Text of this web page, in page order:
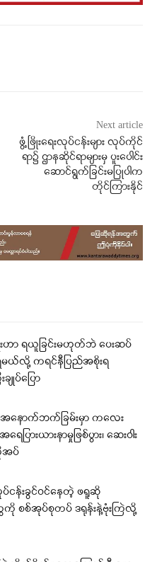
Next article
ဖွံ့ဖြိုးရေးလုပ်ငန်းများ လုပ်ကိုင်
ရာ၌ ဌာနဆိုင်ရာများမှ ပူးပေါင်း
ဆောင်ရွက်ခြင်းမပြုပါက
တိုင်ကြားနိုင်
ဟာ ရယူခြင်းမဟုတ်ဘဲ ပေးဆပ်
ရမယ်လို့ ကရင်နီပြည်အစိုးရ
ျုပ်ပြော
နောက်ဘက်ခြမ်းမှာ ကလေး
ပြားယားနာမှုဖြစ်ပွား၊ ဆေးဝါး
ပ်
ငန်းခွင်ဝင်နေတဲ့ ဖရူဆို
စစ်အုပ်စုတပ် ဒရုန်းနဲ့ဗုံးကြဲလို့